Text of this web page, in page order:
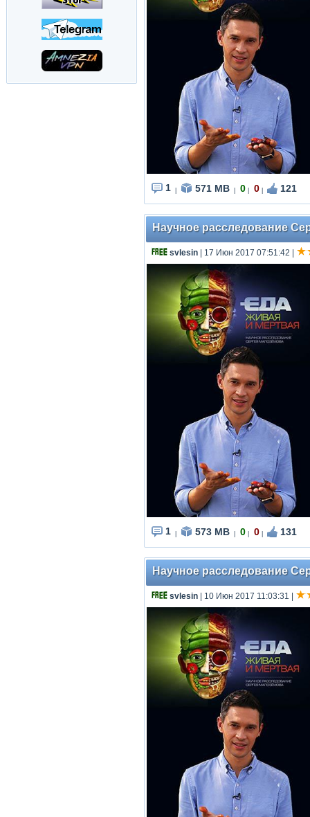
1 571 MB 0 0 121
Научное расследование
svlesin | 17 Июн 2017 07:51:42
1 573 MB 0 0 131
Научное расследование
svlesin | 10 Июн 2017 11:03:31